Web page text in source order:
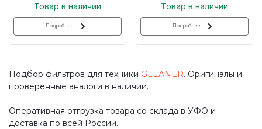
Товар в наличии
Подробнее
Товар в наличии
Подробнее
Подбор фильтров для техники GLEANER. Оригиналы и
проверенные аналоги в наличии.
Оперативная отгрузка товара со склада в УФО и
доставка по всей России.